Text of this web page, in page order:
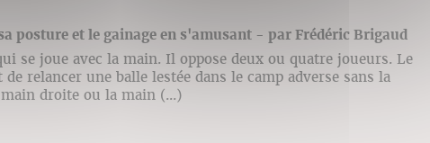
posture et le gainage en s'amusant - par Frédéric Brigaud
se joue avec la main. Il oppose deux ou quatre joueurs. Le
relancer une balle lestée dans le camp adverse sans la
droite ou la main (...)